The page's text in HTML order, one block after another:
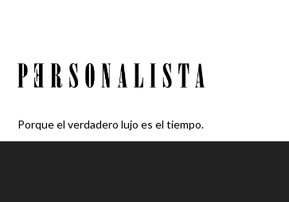
Porque el verdadero lujo es el tiempo.